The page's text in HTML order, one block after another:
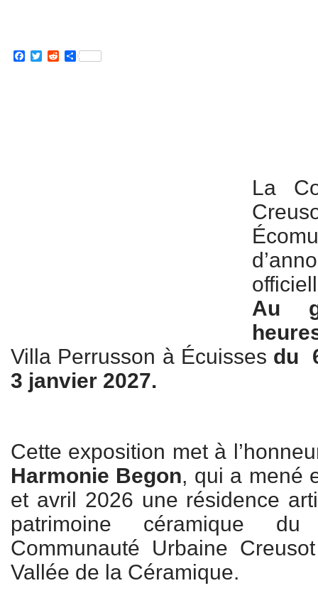
Facebook
TwitterRedditPartager
La
Au
Villa Perrusson à Écuisses du
3 janvier 2027.
Cette exposition met à
Harmonie Begon, qui a mené
et avril 2026 une résidence
patrimoine céramique
Communauté Urbaine
Vallée de la Céramique.